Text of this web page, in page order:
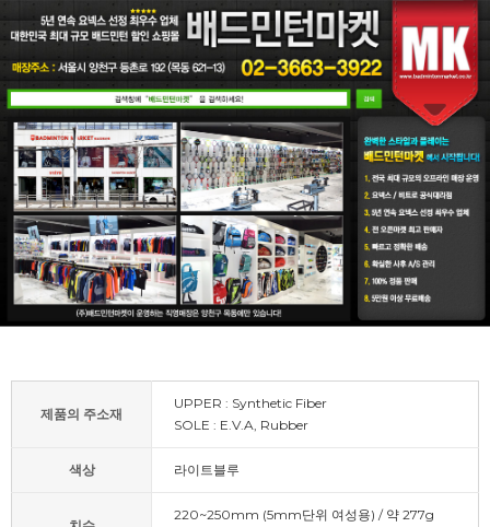
제품의 주소재
UPPER : Synthetic Fiber
SOLE : E.V.A, Rubber
색상 라이트블루
220~250mm (5mm단위 여성용) / 약 277g